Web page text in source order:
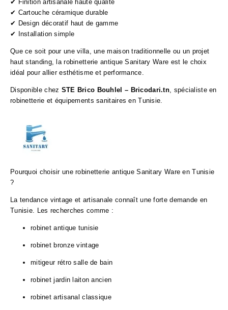
✔ Finition artisanale haute qualité
✔ Cartouche céramique durable
✔ Design décoratif haut de gamme
✔ Installation simple
Que ce soit pour une villa, une maison traditionnelle ou un projet
haut standing, la robinetterie antique Sanitary Ware est le choix
idéal pour allier esthétisme et performance.
Disponible chez STE Brico Bouhlel – Bricodari.tn, spécialiste en
robinetterie et équipements sanitaires en Tunisie.
Pourquoi choisir une robinetterie antique Sanitary Ware en Tunisie
?
La tendance vintage et artisanale connaît une forte demande en
Tunisie. Les recherches comme :
robinet antique tunisie
robinet bronze vintage
mitigeur rétro salle de bain
robinet jardin laiton ancien
robinet artisanal classique